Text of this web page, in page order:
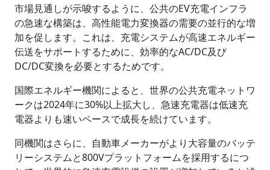
市場見通しが示唆するように、公共のEV充電インフラ
の急速な構築は、高性能電力変換器の需要の並行的な増
加を促します。これは、充電システムが高速エネルギー
伝送をサポートするために、効率的なAC/DC及び
DC/DC変換を必要とするためです。
国際エネルギー機関によると、世界の公共充電ネットワ
ークは2024年に30%以上拡大し、急速充電器は低速充
電器よりも速いペースで成長を続けています。
同機関はさらに、自動車メーカーがより大容量のバッテ
リーシステムと800Vプラットフォームを採用するにつ